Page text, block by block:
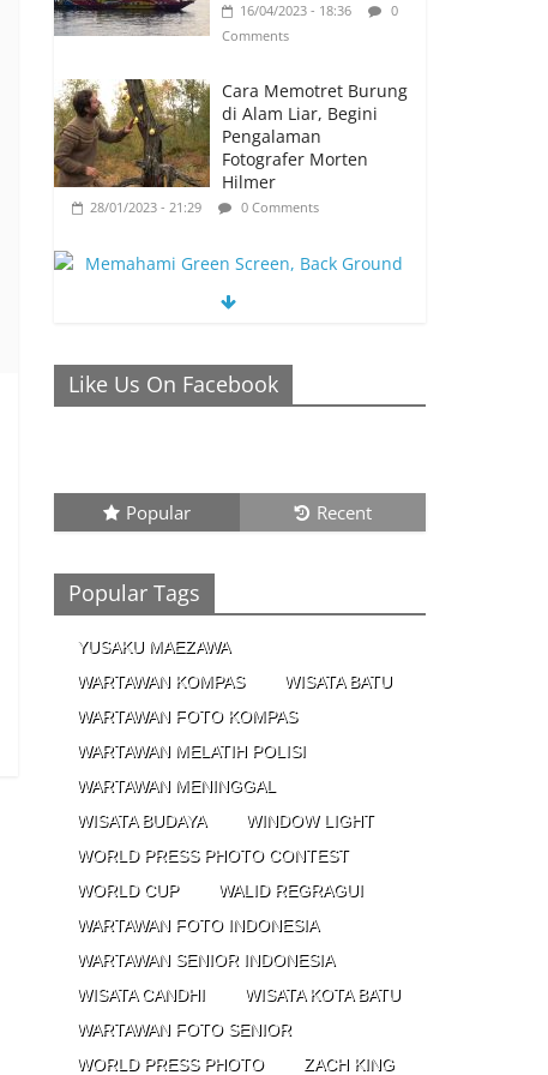
16/04/2023 - 18:36
0
Comments
Cara Memotret Burung
di Alam Liar, Begini
Pengalaman
Fotografer Morten
Hilmer
28/01/2023 - 21:29 0 Comments
Netral yang Bisa Membuat Video Anda
Semakin Menarik
26/01/2023 - 21:04 0 Comments
Ronaldo Istiqomah di Al Nassr, Bersiap di
Pecahkan Rekor Cetak Gol
26/01/2023 - 16:28 0 Comments
Creativepreneur Era
Digital, Dapat Jutaan
Foto Handphone
04/08/2023 - 09:26 0 Comments
Like Us On Facebook
Popular Recent
Popular Tags
YUSAKU MAEZAWA
WARTAWAN KOMPAS
WISATA BATU
WARTAWAN FOTO KOMPAS
WARTAWAN MELATIH POLISI
WARTAWAN MENINGGAL
WISATA BUDAYA
WINDOW LIGHT
WORLD PRESS PHOTO CONTEST
WORLD CUP
WALID REGRAGUI
WARTAWAN FOTO INDONESIA
WARTAWAN SENIOR INDONESIA
WISATA CANDHI
WISATA KOTA BATU
WARTAWAN FOTO SENIOR
WORLD PRESS PHOTO
ZACH KING